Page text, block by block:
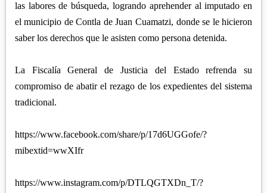
las labores de búsqueda, logrando aprehender al imputado en
el municipio de Contla de Juan Cuamatzi, donde se le hicieron
saber los derechos que le asisten como persona detenida.
La Fiscalía General de Justicia del Estado refrenda su
compromiso de abatir el rezago de los expedientes del sistema
tradicional.
https://www.facebook.com/share/p/17d6UGGofe/?
mibextid=wwXIfr
https://www.instagram.com/p/DTLQGTXDn_T/?